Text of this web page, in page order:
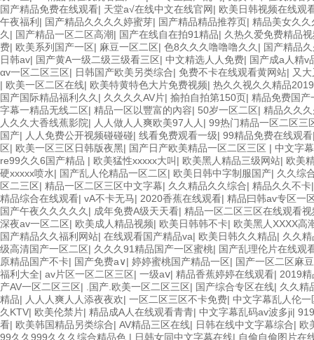
国产精品免费在线观看| 天堂а√在线中文在线官网| 欧美日韩视频在线观
午夜福利 | 国产精品久久久久婷蜜芽| 国产精品精品推荐页| 精品美女久久
久 | 国产精品一区二区高潮| 国产在线自在拍91精品| 久热久爱免费精品
费| 欧美系列国产一区| 麻豆一区二区| 色8久久久噜噜噜久久 | 国产精品
日韩av| 国产黄A一级二级三级看三区| 中文精选人人免费| 国产成a人精v
αv一区二区三区| 日韩国产欧美另类综合| 免费不卡在线观看黄网站| 又
| 欧美一区二区在线| 欧美特黄特色大片免费视频| 热久久视久久精品2019
国产国际精品福利久久 | 久久久久AV片| 揄拍自拍第150页| 精品免费国产
字幕一精品无线二区| 精品一区以豐富的內容| 50岁一区二区| 精品久久
人久久大香线蕉影院| 人人做人人爽欧美97人人 | 99热门精品一区二区三
国产| 人人免费公开视频碰碰碰| 线看免费观看一级| 99精品免费在线观看
区| 欧美一区三区日韩版夜黑| 国产日产欧美精品一区二区三区 | 中文字
re99久久6国产精品 | 欧美猛性xxxxx大叫 | 欧美黑人精品三级网站| 欧美
硬xxxxx喷水| 国产乱人伦精品一区二区| 欧美日韩中字制服国产| 久久综
区二三区| 精品一区二区三区中文字幕| 久久精品久久综合| 精品久久不卡
精品综合在线观看| vA不卡无马| 2020香蕉在线观看| 精品曰韩av专区一
国产午夜久久久久久 | 成年免费A级天天看| 精品一区二区三区在线观看视
深夜av一区二区| 欧美成人精品视频| 欧美日韩韩不卡| 欧美黑人XXXX高
国产精品久久福利网站| 在线观看国产精品va| 欧美日韩久久精品| 久久
级高清国产一区二区| 久久久91精品国产一区蜜桃| 国产乱理伦片在线观
原精品国产不卡| 国产免费a∨| 婷婷蜜桃国产精品一区| 国产一区二区麻豆
福利大全| av片区一区二区三区| 一级aⅴ| 精品香蕉婷婷在线观看| 2019
产AV一区二区三区| .国产.欧美一区二区三区| 国产综合专区在线| 久久精
精品| 人人人爽人人添夜夜欢| 一区二区三区不卡免费| 中文字幕乱人伦一
久KTV| 欧美伦禁片| 精品成A人在线观看青青| 中文字幕乱码av波多ji|
看| 欧美韩国精品另类综合| AV精品三区在线| 日韩在线中文字幕综合| 欧
99久久999久久久综合精品色 | 日韩女同中文字幕在线| 自偷自偷图片在